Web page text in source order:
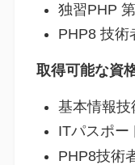
独習PHP
PHP8 技術
取得可能な資
基本情報技
ITパスポー
PHP8技術